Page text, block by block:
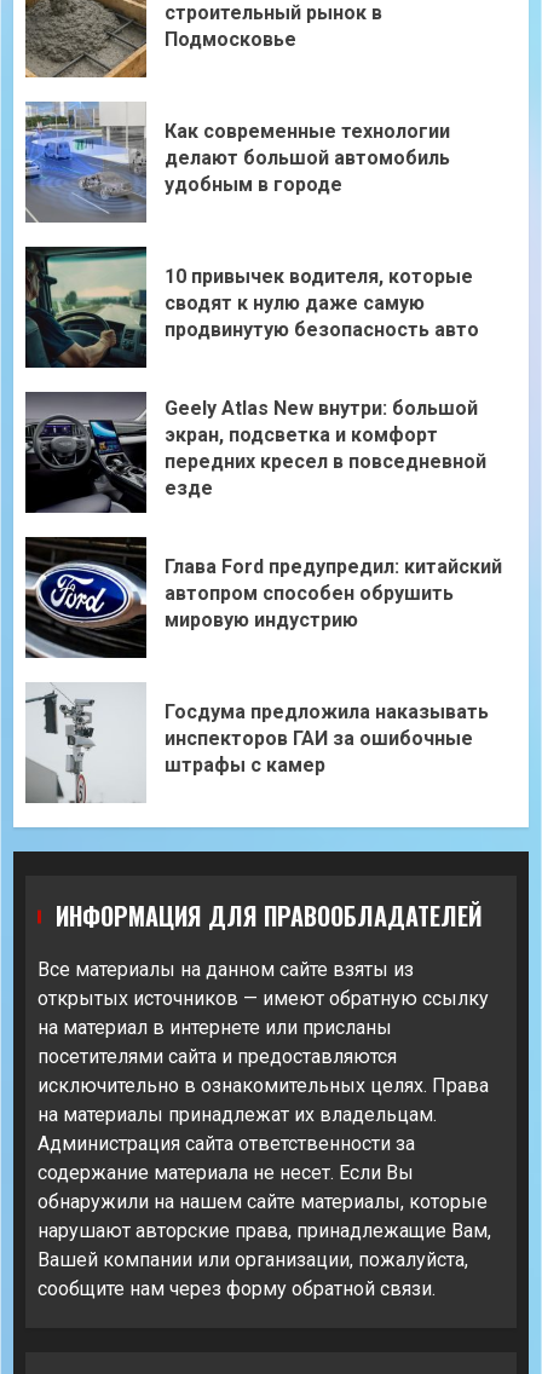
строительный рынок в
Подмосковье
Как современные технологии
делают большой автомобиль
удобным в городе
10 привычек водителя, которые
сводят к нулю даже самую
продвинутую безопасность авто
Geely Atlas New внутри: большой
экран, подсветка и комфорт
передних кресел в повседневной
езде
Глава Ford предупредил: китайский
автопром способен обрушить
мировую индустрию
Госдума предложила наказывать
инспекторов ГАИ за ошибочные
штрафы с камер
ИНФОРМАЦИЯ ДЛЯ ПРАВООБЛАДАТЕЛЕЙ
Все материалы на данном сайте взяты из
открытых источников — имеют обратную ссылку
на материал в интернете или присланы
посетителями сайта и предоставляются
исключительно в ознакомительных целях. Права
на материалы принадлежат их владельцам.
Администрация сайта ответственности за
содержание материала не несет. Если Вы
обнаружили на нашем сайте материалы, которые
нарушают авторские права, принадлежащие Вам,
Вашей компании или организации, пожалуйста,
сообщите нам через форму обратной связи.